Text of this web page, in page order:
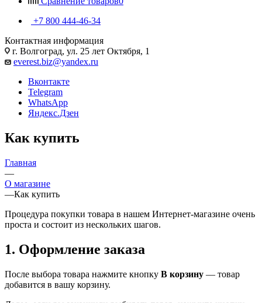
+7 800 444-46-34
Контактная информация
г. Волгоград, ул. 25 лет Октября, 1
everest.biz@yandex.ru
Вконтакте
Telegram
WhatsApp
Яндекс.Дзен
Как купить
Главная
—
О магазине
—Как купить
Процедура покупки товара в нашем Интернет-магазине очень
проста и состоит из нескольких шагов.
1. Оформление заказа
После выбора товара нажмите кнопку В корзину — товар
добавится в вашу корзину.